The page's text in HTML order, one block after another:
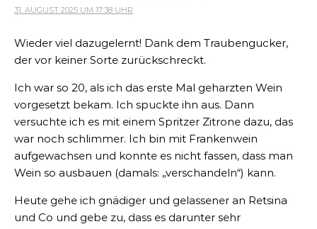
31. AUGUST 2025 UM 17:38 UHR
Wieder viel dazugelernt! Dank dem Traubengucker,
der vor keiner Sorte zurückschreckt.
Ich war so 20, als ich das erste Mal geharzten Wein
vorgesetzt bekam. Ich spuckte ihn aus. Dann
versuchte ich es mit einem Spritzer Zitrone dazu, das
war noch schlimmer. Ich bin mit Frankenwein
aufgewachsen und konnte es nicht fassen, dass man
Wein so ausbauen (damals: „verschandeln“) kann.
Heute gehe ich gnädiger und gelassener an Retsina
und Co und gebe zu, dass es darunter sehr